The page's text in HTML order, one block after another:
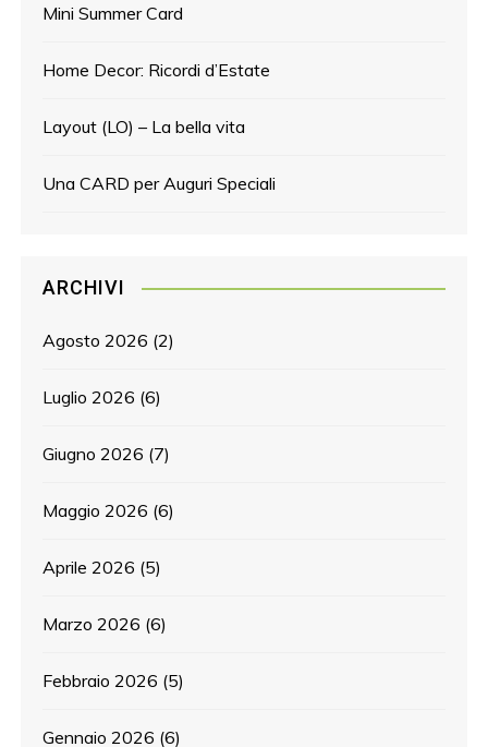
Mini Summer Card
Home Decor: Ricordi d’Estate
Layout (LO) – La bella vita
Una CARD per Auguri Speciali
ARCHIVI
Agosto 2026 (2)
Luglio 2026 (6)
Giugno 2026 (7)
Maggio 2026 (6)
Aprile 2026 (5)
Marzo 2026 (6)
Febbraio 2026 (5)
Gennaio 2026 (6)